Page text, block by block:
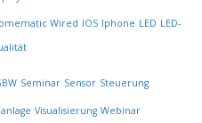
Wired IOS Iphone LED LED-
Seminar Sensor Steuerung
Visualisierung Webinar